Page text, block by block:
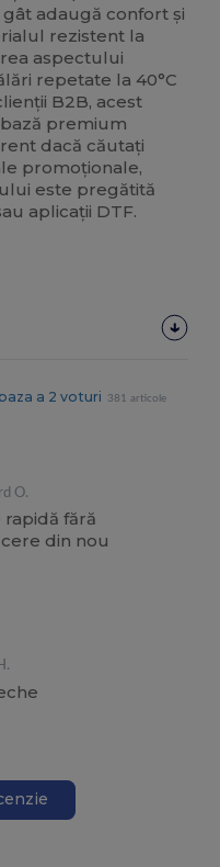
adaugă confort și
rezistent la
aspectului
repetate la 40°C
B2B, acest
premium
dacă căutați
promoționale,
este pregătită
aplicații DTF.
a 2 voturi
381 articole
O.
fără
din nou